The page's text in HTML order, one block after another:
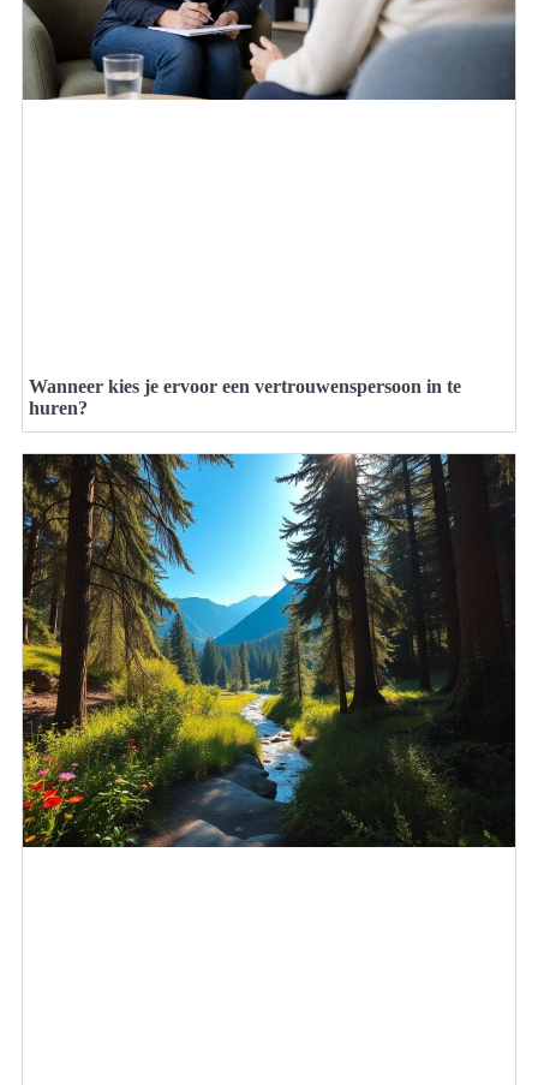
Wanneer kies je ervoor een vertrouwenspersoon in te
huren?